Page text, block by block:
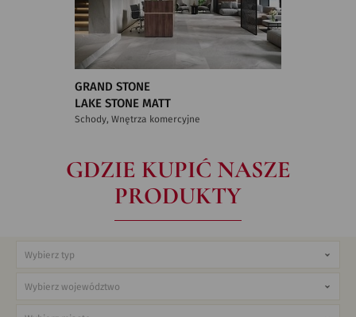
GRAND STONE
LAKE STONE MATT
Schody, Wnętrza komercyjne
GDZIE KUPIĆ NASZE
PRODUKTY